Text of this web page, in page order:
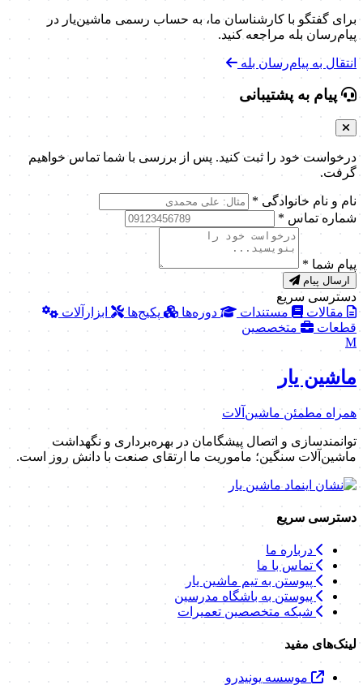
برای گفتگو با کارشناسان ما، به حساب رسمی ماشین‌یار در
پیام‌رسان بله مراجعه کنید.
انتقال به پیام‌رسان بله
پیام به پشتیبانی
درخواست خود را ثبت کنید. پس از بررسی با شما تماس خواهیم
گرفت.
نام و نام خانوادگی *
شماره تماس *
پیام شما *
ارسال پیام
دسترسی سریع
مقالات
مستندات دوره‌ها پکیج‌ها
ابزارآلات
قطعات
متخصصین
M
ماشین یار
همراه مطمئن ماشین‌آلات
توانمندسازی و اتصال پیشگامان در بهره‌برداری و نگهداشت
ماشین‌آلات سنگین؛ ماموریت ما ارتقای صنعت با دانش روز است.
دسترسی سریع
درباره ما
تماس با ما
پیوستن به تیم ماشین یار
پیوستن به باشگاه مدرسین
شبکه متخصصین تعمیرات
لینک‌های مفید
موسسه یونیدرو